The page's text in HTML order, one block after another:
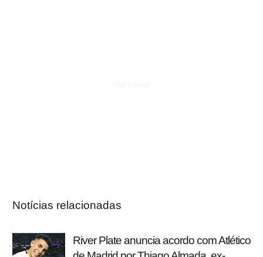
Notícias relacionadas
River Plate anuncia acordo com Atlético